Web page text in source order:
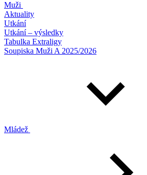
Muži
Aktuality
Utkání
Utkání – výsledky
Tabulka Extraligy
Soupiska Muži A 2025/2026
Mládež